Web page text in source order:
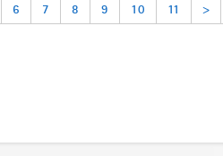
6 7 8 9 10 11 >